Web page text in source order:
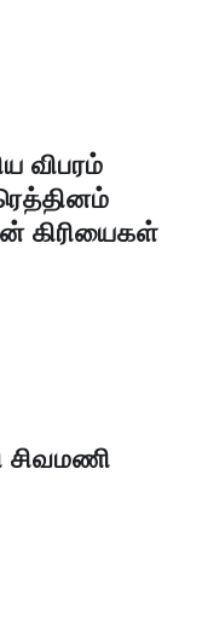
விபரம்
சிவமணி